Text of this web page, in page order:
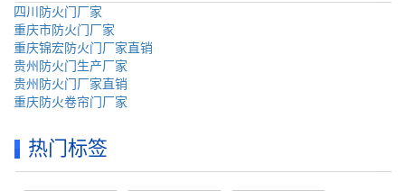
四川防火门厂家
重庆市防火门厂家
重庆锦宏防火门厂家直销
贵州防火门生产厂家
贵州防火门厂家直销
重庆防火卷帘门厂家
热门标签